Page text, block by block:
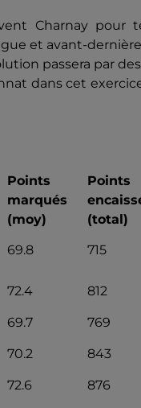
Charnay pour
et avant-
passera par
dans cet
Points
marqués
(moy)
Points
(total)
69.8 715
72.4 812
69.7 769
70.2 843
72.6 876